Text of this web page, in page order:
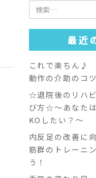
検
索:
最近
これで楽ち
動作の介助のコツ
☆退院後のリハ
び方☆～あなた
KOしたい？～
内反足の改善に
筋群のトレーニ
う！